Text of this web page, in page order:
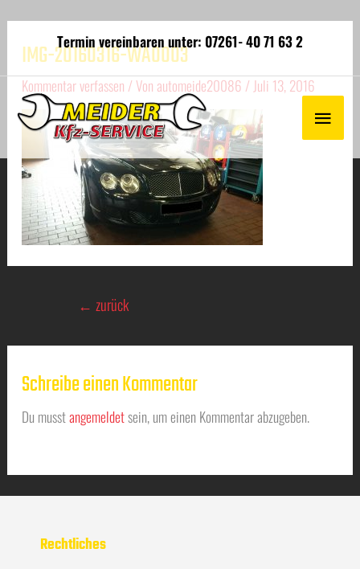
Termin vereinbaren unter: 07261- 40 71 63 2
IMG-20160316-WA0003
Kommentar verfassen / Von automeide20086 / Juli 13, 2016
← zurück
Schreibe einen Kommentar
Du musstangemeldetsein, um einen Kommentar abzugeben.
Rechtliches